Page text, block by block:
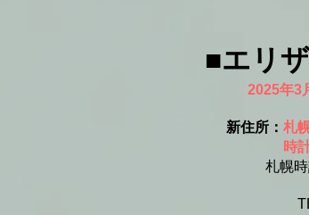
■エリ
2025年3
新住所： 札
時計台ス
札幌時計台